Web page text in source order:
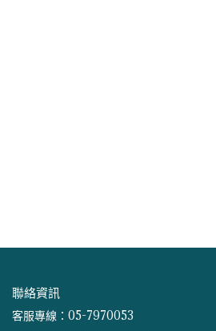
聯絡資訊
客服專線：05-7970053